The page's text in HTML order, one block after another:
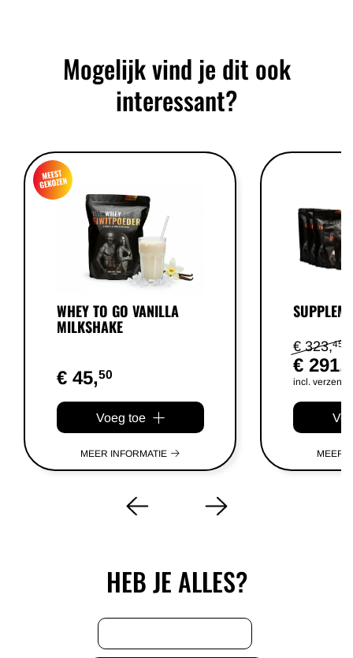
Mogelijk vind je dit ook
interessant?
WHEY TO GO VANILLA
MILKSHAKE
€ 45,50
Voeg toe
MEER INFORMATIE
€ 323,45
€ 291,
incl.
MEER
HEB JE ALLES?